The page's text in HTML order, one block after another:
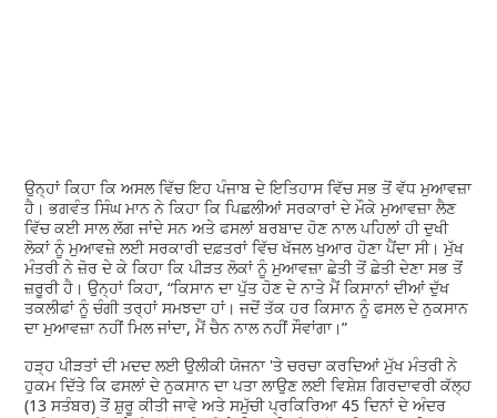
ਉਨ੍ਹਾਂ ਕਿਹਾ ਕਿ ਅਸਲ ਵਿੱਚ ਇਹ ਪੰਜਾਬ ਦੇ ਇਤਿਹਾਸ ਵਿੱਚ ਸਭ ਤੋਂ ਵੱਧ ਮੁਆਵਜ਼ਾ
ਹੈ। ਭਗਵੰਤ ਸਿੰਘ ਮਾਨ ਨੇ ਕਿਹਾ ਕਿ ਪਿਛਲੀਆਂ ਸਰਕਾਰਾਂ ਦੇ ਮੌਕੇ ਮੁਆਵਜ਼ਾ ਲੈਣ
ਵਿੱਚ ਕਈ ਸਾਲ ਲੱਗ ਜਾਂਦੇ ਸਨ ਅਤੇ ਫਸਲਾਂ ਬਰਬਾਦ ਹੋਣ ਨਾਲ ਪਹਿਲਾਂ ਹੀ ਦੁਖੀ
ਲੋਕਾਂ ਨੂੰ ਮੁਆਵਜ਼ੇ ਲਈ ਸਰਕਾਰੀ ਦਫ਼ਤਰਾਂ ਵਿੱਚ ਖੱਜਲ ਖੁਆਰ ਹੋਣਾ ਪੈਂਦਾ ਸੀ। ਮੁੱਖ
ਮੰਤਰੀ ਨੇ ਜ਼ੋਰ ਦੇ ਕੇ ਕਿਹਾ ਕਿ ਪੀੜਤ ਲੋਕਾਂ ਨੂੰ ਮੁਆਵਜ਼ਾ ਛੇਤੀ ਤੋਂ ਛੇਤੀ ਦੇਣਾ ਸਭ ਤੋਂ
ਜ਼ਰੂਰੀ ਹੈ। ਉਨ੍ਹਾਂ ਕਿਹਾ, “ਕਿਸਾਨ ਦਾ ਪੁੱਤ ਹੋਣ ਦੇ ਨਾਤੇ ਮੈਂ ਕਿਸਾਨਾਂ ਦੀਆਂ ਦੁੱਖ
ਤਕਲੀਫਾਂ ਨੂੰ ਚੰਗੀ ਤਰ੍ਹਾਂ ਸਮਝਦਾ ਹਾਂ। ਜਦੋਂ ਤੱਕ ਹਰ ਕਿਸਾਨ ਨੂੰ ਫਸਲ ਦੇ ਨੁਕਸਾਨ
ਦਾ ਮੁਆਵਜ਼ਾ ਨਹੀਂ ਮਿਲ ਜਾਂਦਾ, ਮੈਂ ਚੈਨ ਨਾਲ ਨਹੀਂ ਸੌਵਾਂਗਾ।”
ਹੜ੍ਹ ਪੀੜਤਾਂ ਦੀ ਮਦਦ ਲਈ ਉਲੀਕੀ ਯੋਜਨਾ 'ਤੇ ਚਰਚਾ ਕਰਦਿਆਂ ਮੁੱਖ ਮੰਤਰੀ ਨੇ
ਹੁਕਮ ਦਿੱਤੇ ਕਿ ਫਸਲਾਂ ਦੇ ਨੁਕਸਾਨ ਦਾ ਪਤਾ ਲਾਉਣ ਲਈ ਵਿਸ਼ੇਸ਼ ਗਿਰਦਾਵਰੀ ਕੱਲ੍ਹ
(13 ਸਤੰਬਰ) ਤੋਂ ਸ਼ੁਰੂ ਕੀਤੀ ਜਾਵੇ ਅਤੇ ਸਮੁੱਚੀ ਪ੍ਰਕਿਰਿਆ 45 ਦਿਨਾਂ ਦੇ ਅੰਦਰ